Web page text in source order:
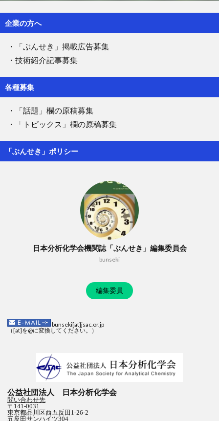
企業の方へ
・「ぶんせき」掲載広告募集
・技術紹介記事募集
各種募集
・「話題」欄の原稿募集
・「トピックス」欄の原稿募集
「ぶんせき」ポリシー
日本分析化学会機関誌「ぶんせき」編集委員会
bunseki
編集委員
bunseki[at]jsac.or.jp
（[at]を@に変換してください。）
公益社団法人 日本分析化学会
問い合わせ先
〒141-0031
東京都品川区西五反田1-26-2
五反田サンハイツ304